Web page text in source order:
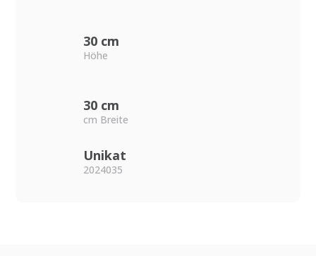
30 cm
Höhe
30 cm
cm Breite
Unikat
2024035